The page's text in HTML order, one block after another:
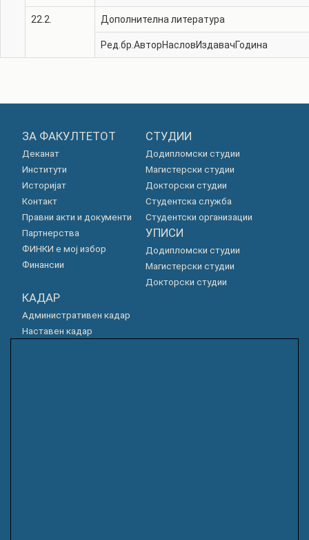
22.2. Дополнителна литература
Ред.бр. АвторНасловИздавачГодина
ЗА ФАКУЛТЕТОТ
Деканат
Институти
Историјат
Контакт
Правни акти и документи
Партнерства
ФИНКИ е мој избор
Финансии
СТУДИИ
Додипломски студии
Магистерски студии
Докторски студии
Студентска служба
Студентски организации
УПИСИ
Додипломски студии
Магистерски студии
Докторски студии
КАДАР
Административен кадар
Наставен кадар